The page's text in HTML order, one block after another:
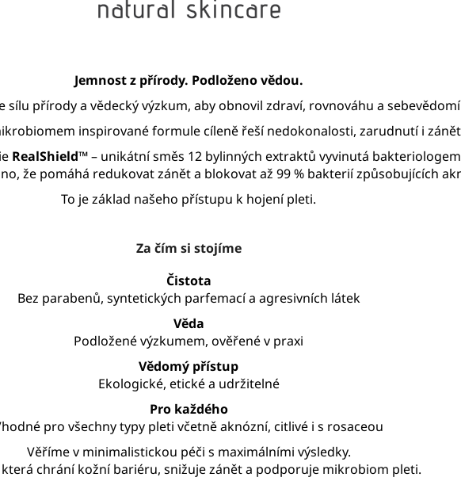
Jemnost z přírody. Podloženo vědou.
sílu přírody a vědecký výzkum, aby obnovil zdraví, rovnováhu a
inspirované formule cíleně řeší nedokonalosti, zarudnutí i
RealShield™– unikátní směs 12 bylinných extraktů vyvinutá
že pomáhá redukovat zánět a blokovat až 99 % bakterií způsobujících
To je základ našeho přístupu k hojení pleti.
Za čím si stojíme
Čistota
Bez parabenů, syntetických parfemací a agresivních látek
Věda
Podložené výzkumem, ověřené v praxi
Vědomý přístup
Ekologické, etické a udržitelné
Pro každého
pro všechny typy pleti včetně aknózní, citlivé i s rosaceou
Věříme v minimalistickou péči s maximálními výsledky.
chrání kožní bariéru, snižuje zánět a podporuje mikrobiom pleti.
260 Kč